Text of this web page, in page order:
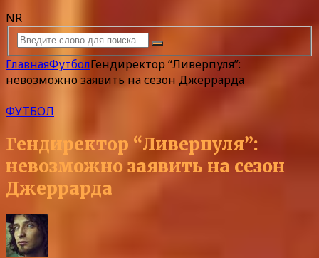
NR
ГлавнаяФутболГендиректор “Ливерпуля”:
невозможно заявить на сезон Джеррарда
ФУТБОЛ
Гендиректор “Ливерпуля”:
невозможно заявить на сезон
Джеррарда